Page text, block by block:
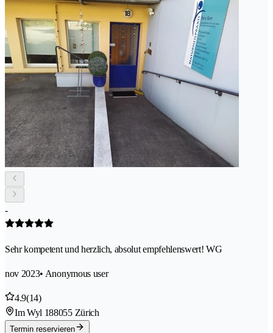
-
Sehr kompetent und herzlich, absolut empfehlenswert! WG
nov 2023• Anonymous user
4.9(14)
Im Wyl 188055 Zürich
Termin reservieren